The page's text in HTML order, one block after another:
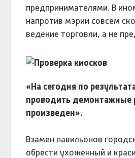
предпринимателями. В
напротив мэрии совсем
ведение торговли, а не
«На сегодня по
проводить демонтажные
произведен».
Взамен павильонов
обрести ухоженный и